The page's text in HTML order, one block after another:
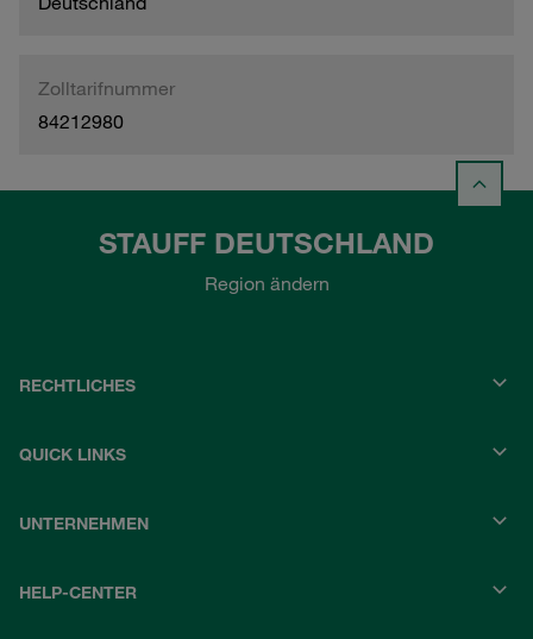
Zolltarifnummer
84212980
STAUFF DEUTSCHLAND
Region ändern
RECHTLICHES
QUICK LINKS
UNTERNEHMEN
HELP-CENTER